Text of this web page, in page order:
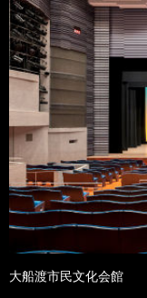
大船渡市民文化会館